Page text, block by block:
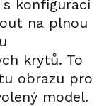
konfigurací
na plnou
krytů. To
obrazu pro
model.